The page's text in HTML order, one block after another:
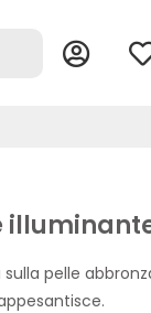
pelle